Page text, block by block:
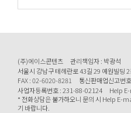
(주)에이스콘텐츠
관리책임자 : 박광석
서울시 강남구 테헤란로 43길 29 예원빌딩
FAX : 02-6020-8281
통신판매업신고번
사업자등록번호 : 231-88-02124
Help
* 전화상담은 불가하오니 문의 시 Help E-
기 바랍니다.